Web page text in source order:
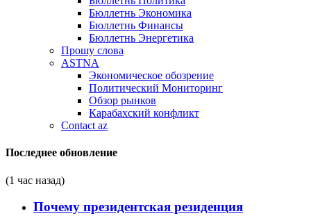
Бюллетнь Экономика
Бюллетнь Финансы
Бюллетнь Энергетика
Прошу слова
ASTNA
Экономическое обозрение
Политический Мониторинг
Обзор рынков
Карабахский конфликт
Contact az
Последнее обновление
(1 час назад)
Почему президентская резиденция